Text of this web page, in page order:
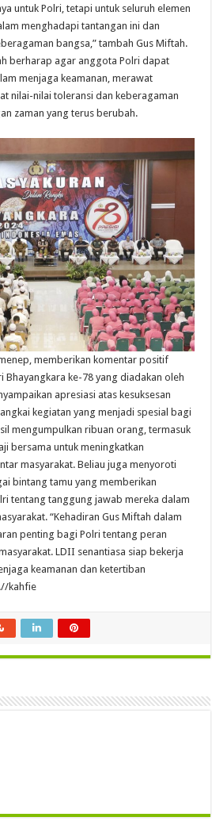
untuk Polri, tetapi untuk seluruh elemen
menghadapi tantangan ini dan
bangsa,” tambah Gus Miftah.
berharap agar anggota Polri dapat
menjaga keamanan, merawat
nilai-nilai toleransi dan keberagaman
zaman yang terus berubah.
memberikan komentar positif
Bhayangkara ke-78 yang diadakan oleh
apresiasi atas kesuksesan
kegiatan yang menjadi spesial bagi
mengumpulkan ribuan orang, termasuk
bersama untuk meningkatkan
masyarakat. Beliau juga menyoroti
bintang tamu yang memberikan
tentang tanggung jawab mereka dalam
“Kehadiran Gus Miftah dalam
penting bagi Polri tentang peran
LDII senantiasa siap bekerja
keamanan dan ketertiban
kahfie